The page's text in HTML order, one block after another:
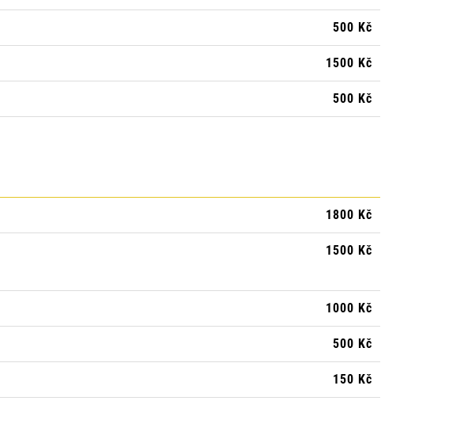
500 Kč
1500 Kč
500 Kč
1800 Kč
1500 Kč
1000 Kč
500 Kč
150 Kč